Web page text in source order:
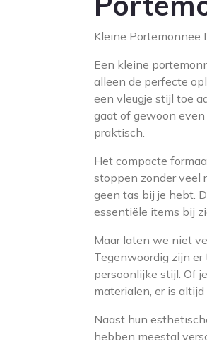
Kleine Portemonnee
Een kleine
alleen de perfecte
een vleugje stijl toe
gaat of gewoon
praktisch.
Het compacte
stoppen zonder veel
geen tas bij je hebt.
essentiële items bij
Maar laten we niet
Tegenwoordig zijn
persoonlijke stijl. Of
materialen, er is
Naast hun
hebben meestal